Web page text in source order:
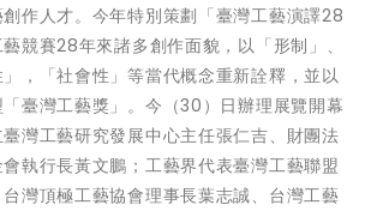
作人才。今年特別策劃「臺灣工藝演譯28
競賽28年來諸多創作面貌，以「形制」、
」，「社會性」等當代概念重新詮釋，並以
「臺灣工藝獎」。今（30）日辦理展覽開幕
灣工藝研究發展中心主任張仁吉、財團法
執行長黃文鵬；工藝界代表臺灣工藝聯盟
灣頂極工藝協會理事長葉志誠、台灣工藝